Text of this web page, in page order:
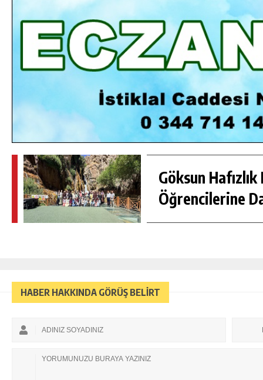
Göksun Hafızlık
Öğrencilerine
HABER HAKKINDA GÖRÜŞ BELİRT
GÜNLÜK HABER AKIŞI
GÖKSUN HAFIZLIK KIZ KUR’AN KURSU
ÖĞRENCILERINE DARENDE GEZISI.